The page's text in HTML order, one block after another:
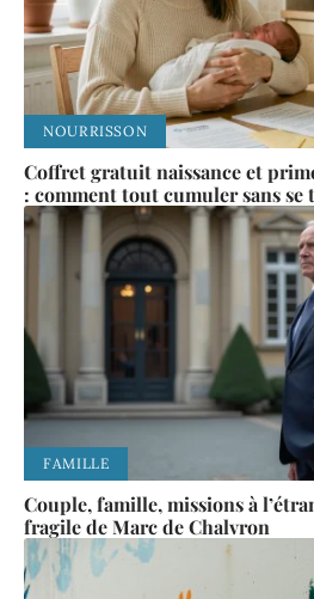
NOURRISSON
Coffret gratuit naissance et
: comment tout cumuler sans se
FAMILLE
Couple, famille, missions à
fragile de Marc de Chalvron